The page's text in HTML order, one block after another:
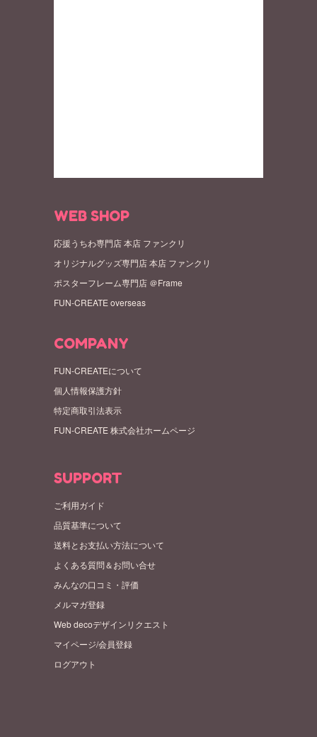
WEB SHOP
応援うちわ専門店 本店 ファンクリ
オリジナルグッズ専門店 本店 ファンクリ
ポスターフレーム専門店 ＠Frame
FUN-CREATE overseas
COMPANY
FUN-CREATEについて
個人情報保護方針
特定商取引法表示
FUN-CREATE 株式会社ホームページ
SUPPORT
ご利用ガイド
品質基準について
送料とお支払い方法について
よくある質問＆お問い合せ
みんなの口コミ・評価
メルマガ登録
Web decoデザインリクエスト
マイページ/会員登録
ログアウト